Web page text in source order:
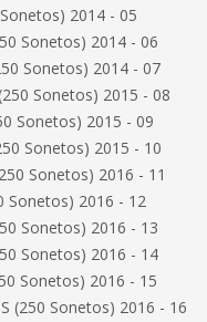
2014 - 05
Sonetos) 2014 - 06
Sonetos) 2014 - 07
Sonetos) 2015 - 08
Sonetos) 2015 - 09
Sonetos) 2015 - 10
Sonetos) 2016 - 11
Sonetos) 2016 - 12
Sonetos) 2016 - 13
Sonetos) 2016 - 14
Sonetos) 2016 - 15
(250 Sonetos) 2016 - 16